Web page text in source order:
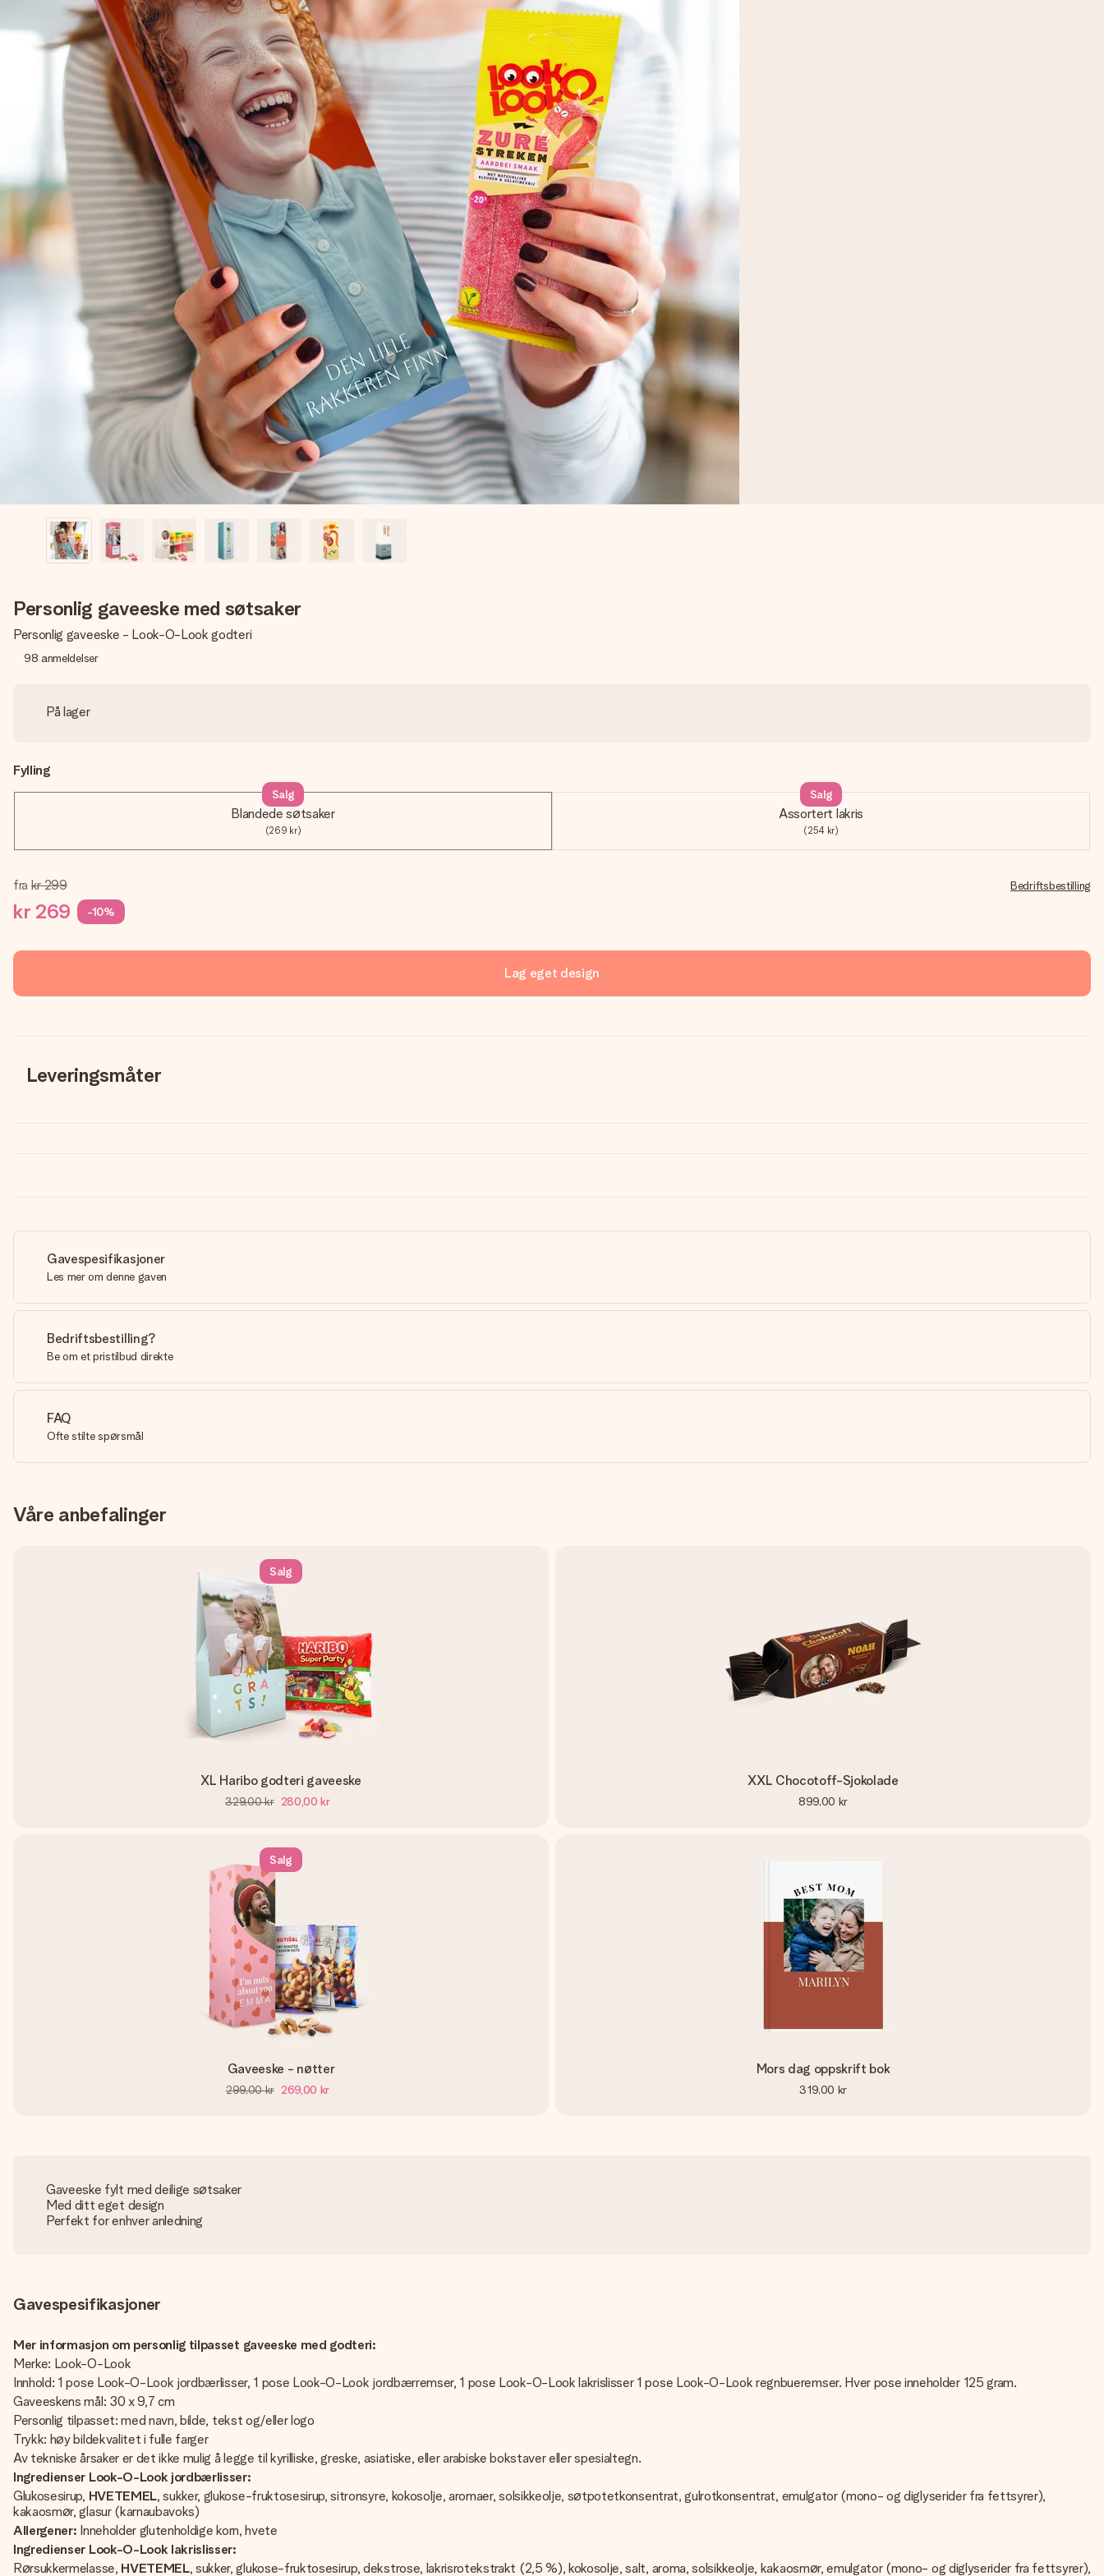
Personlig gaveeske med søtsaker
Personlig gaveeske - Look-O-Look godteri
98 anmeldelser
På lager
Fylling
Blandede søtsaker
(269 kr)
Salg
Assortert lakris
(254 kr)
Salg
fra kr 299
kr 269 -10%
Bedriftsbestilling
Lag eget design
Leveringsmåter
Gavespesifikasjoner
Les mer om denne gaven
Bedriftsbestilling?
Be om et pristilbud direkte
FAQ
Ofte stilte spørsmål
Våre anbefalinger
Salg
XL Haribo godteri gaveeske
329,00 kr 280,00 kr
XXL Chocotoff-Sjokolade
899,00 kr
Salg
Gaveeske - nøtter
299,00 kr 269,00 kr
Mors dag oppskrift bok
319,00 kr
Gaveeske fylt med deilige søtsaker
Med ditt eget design
Perfekt for enhver anledning
Gavespesifikasjoner
Mer informasjon om personlig tilpasset gaveeske med godteri:
Merke: Look-O-Look
Innhold: 1 pose Look-O-Look jordbærlisser, 1 pose Look-O-Look jordbærremser, 1 pose Look-O-Look lakrislisser 1 pose Look-O-Look regnbueremser. Hver pose inneholder 125 gram.
Gaveeskens mål: 30 x 9,7 cm
Personlig tilpasset: med navn, bilde, tekst og/eller logo
Trykk: høy bildekvalitet i fulle farger
Av tekniske årsaker er det ikke mulig å legge til kyrilliske, greske, asiatiske, eller arabiske bokstaver eller spesialtegn.
Ingredienser Look-O-Look jordbærlisser:
Glukosesirup, HVETEMEL, sukker, glukose-fruktosesirup, sitronsyre, kokosolje, aromaer, solsikkeolje, søtpotetkonsentrat, gulrotkonsentrat, emulgator (mono- og diglyserider fra fettsyrer),
kakaosmør, glasur (karnaubavoks)
Allergener: Inneholder glutenholdige korn, hvete
Ingredienser Look-O-Look lakrislisser:
Rørsukkermelasse, HVETEMEL, sukker, glukose-fruktosesirup, dekstrose, lakrisrotekstrakt (2,5 %), kokosolje, salt, aroma, solsikkeolje, kakaosmør, emulgator (mono- og diglyserider fra fettsyrer),